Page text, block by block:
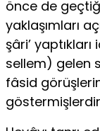
önce de
yaklaşımları
şâri’
sellem) gelen
fâsid